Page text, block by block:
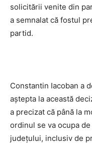
solicitării venite din
a semnalat că fostul
partid.
Constantin Iacoban a
aştepta la această
a precizat că până la
ordinul se va ocupa
judeţului, inclusiv de